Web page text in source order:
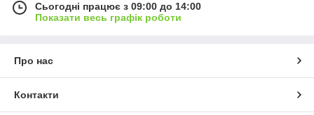
Сьогодні працює з 09:00 до 14:00
Показати весь графік роботи
Про нас
Контакти